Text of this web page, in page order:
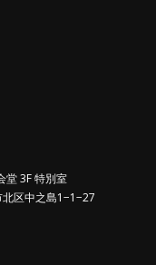
堂 3F 特別室
区中之島1−1−27